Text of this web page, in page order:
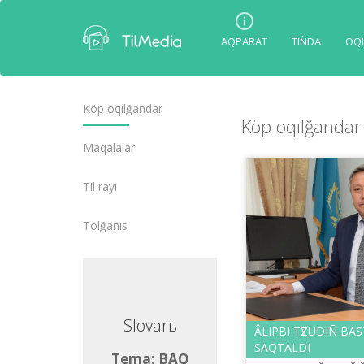
AQPARAT TIÑDA OQI
Köp oqılğandar
Maqalalar
Tіl rayı
Tolğanıs
Slovarь
Tema: BAQ
Köp oqılğandar
ÂLІPBI TҮZUDІÑ
SAQTALDI